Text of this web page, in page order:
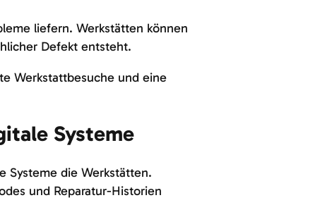
liefern. Werkstätten können
Defekt entsteht.
Werkstattbesuche und eine
Systeme
Systeme die Werkstätten.
und Reparatur-Historien